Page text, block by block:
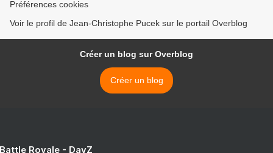
Préférences cookies
Voir le profil de Jean-Christophe Pucek sur le portail Overblog
Créer un blog sur Overblog
Créer un blog
Royale - DayZ